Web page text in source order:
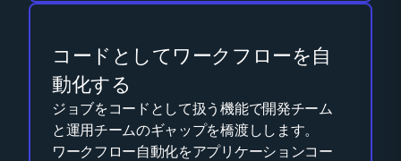
コードとしてワークフローを自
動化する
ジョブをコードとして扱う機能で開発チーム
と運用チームのギャップを橋渡しします。
ワークフロー自動化をアプリケーションコー